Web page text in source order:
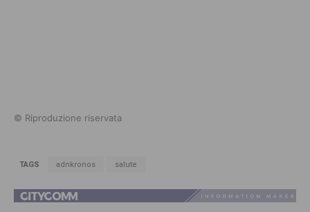
© Riproduzione riservata
TAGS adnkronos salute